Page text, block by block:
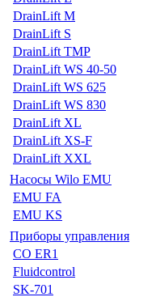
DrainLift M
DrainLift S
DrainLift TMP
DrainLift WS 40-50
DrainLift WS 625
DrainLift WS 830
DrainLift XL
DrainLift XS-F
DrainLift XXL
Насосы Wilo EMU
EMU FA
EMU KS
Приборы управления
CO ER1
Fluidcontrol
SK-701